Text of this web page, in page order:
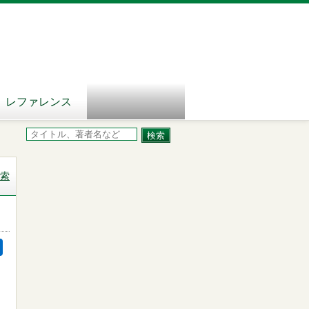
レファレンス